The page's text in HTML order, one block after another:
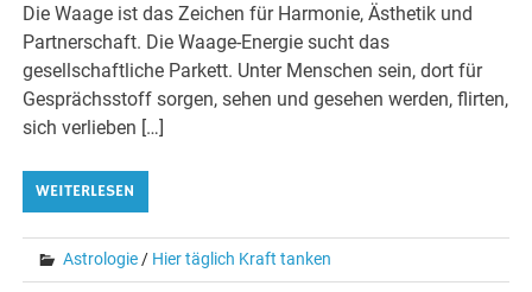
Die Waage ist das Zeichen für Harmonie, Ästhetik und
Partnerschaft. Die Waage-Energie sucht das
gesellschaftliche Parkett. Unter Menschen sein, dort für
Gesprächsstoff sorgen, sehen und gesehen werden, flirten,
sich verlieben […]
WEITERLESEN
Astrologie / Hier täglich Kraft tanken